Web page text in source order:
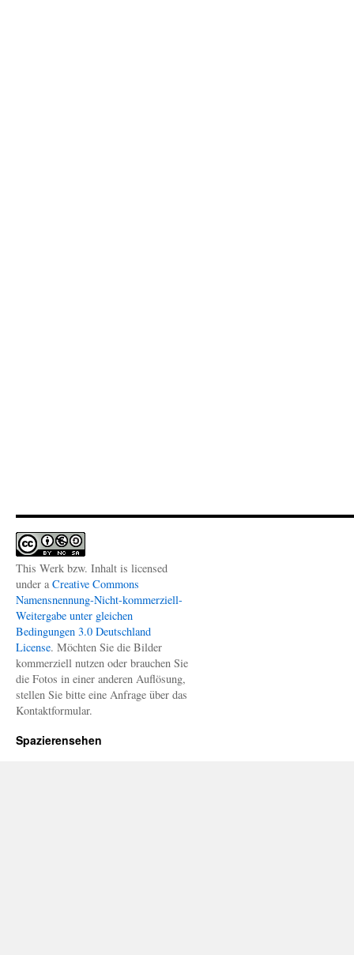
This Werk bzw. Inhalt is licensed
under a Creative Commons
Namensnennung-Nicht-kommerziell-
Weitergabe unter gleichen
Bedingungen 3.0 Deutschland
License. Möchten Sie die Bilder
kommerziell nutzen oder brauchen Sie
die Fotos in einer anderen Auflösung,
stellen Sie bitte eine Anfrage über das
Kontaktformular.
Spazierensehen